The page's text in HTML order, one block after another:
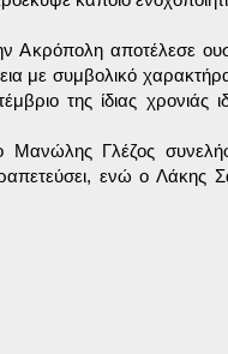
Ακρόπολη αποτέλεσε
με συμβολικό
της ίδιας χρονιάς
Μανώλης Γλέζος
ενώ ο Λάκης